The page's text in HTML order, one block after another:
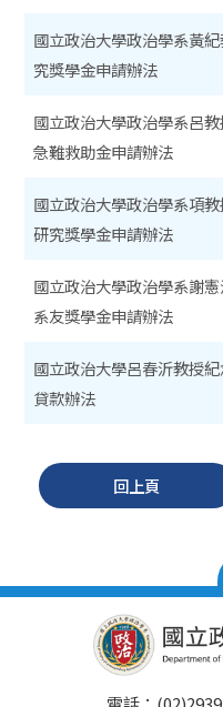
國立政治大學政治學系黃
究獎學金申請辦法
國立政治大學政治學系呂
急難救助金申請辦法
國立政治大學政治學系項
研究獎學金申請辦法
國立政治大學政治學系謝
系友獎學金申請辦法
國立政治大學呂春沂教授
貸款辦法
回上頁